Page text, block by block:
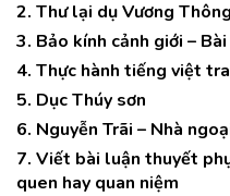
2. Thư lại dụ Vương Thông
3. Bảo kính cảnh giới –
4. Thực hành tiếng việt
5. Dục Thúy sơn
6. Nguyễn Trãi – Nhà
7. Viết bài luận thuyết
quen hay quan niệm